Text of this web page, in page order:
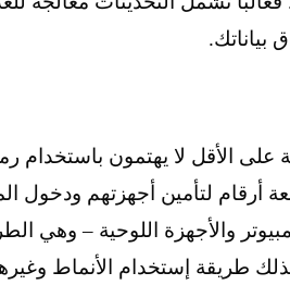
بياناتك.
الأقل لا يهتمون باستخدام
أرقام لتأمين أجهزتهم ودخول
والأجهزة اللوحية – وهي
طريقة إستخدام الأنماط